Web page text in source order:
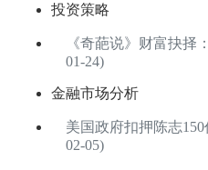
投资策略
《奇葩说》财富抉择
01-24)
金融市场分析
美国政府扣押陈志
02-05)